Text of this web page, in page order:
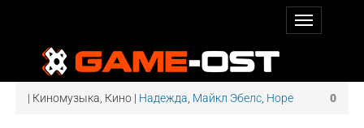
0
| Киномузыка, Кино | Надежда Майкл Эбелс Hope